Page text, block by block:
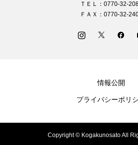
ＴＥＬ：0770-32-
ＦＡＸ：0770-32-
情報公開
プライバシーポリ
Copyright © Kogakunosato All